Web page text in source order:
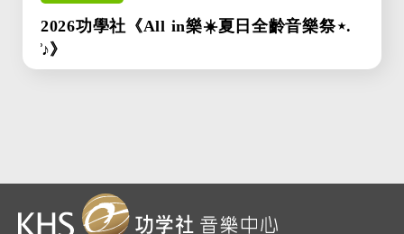
2026功學社《All in樂☀️夏日全齡音樂祭⋆.
̊♪》